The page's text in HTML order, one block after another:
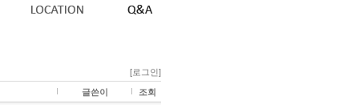
[로그인]
글쓴이 조회